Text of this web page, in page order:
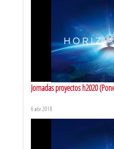
Jornadas proyectos h2020
6 abr 2018